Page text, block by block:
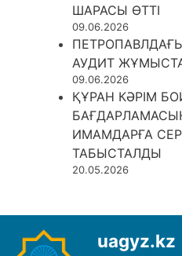
ШАРАСЫ ӨТТІ
09.06.2026
АУДИТ
09.06.2026
ҚҰРАН КӘРІМ
ИМАМДАРҒА
ТАБЫСТАЛДЫ
20.05.2026
uagyz.kz